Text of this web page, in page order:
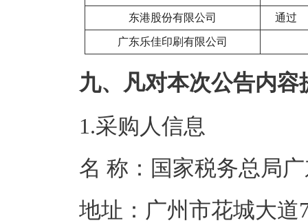
东港股份有限公司 通过
广东乐佳印刷有限公司
九、凡对本次公告内
1.采购人信息
名 称：国家税务
地址：广州市